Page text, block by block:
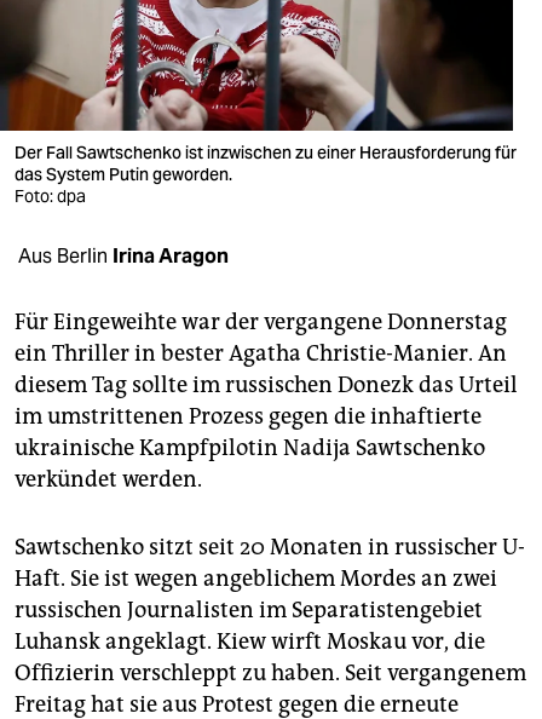
wahrheit
verlag
verlag
veranstaltungen
unterstützen
abo
genossenschaft
epaper login
Der Fall Sawtschenko ist inzwischen zu einer Herausforderung für
das System Putin geworden.
Foto: dpa
Aus Berlin Irina Aragon
Für Eingeweihte war der vergangene Donnerstag
ein Thriller in bester Agatha Christie-Manier. An
diesem Tag sollte im russischen Donezk das Urteil
im umstrittenen Prozess gegen die inhaftierte
ukrainische Kampfpilotin Nadija Sawtschenko
verkündet werden.
Sawtschenko sitzt seit 20 Monaten in russischer U-
Haft. Sie ist wegen angeblichem Mordes an zwei
russischen Journalisten im Separatistengebiet
Luhansk angeklagt. Kiew wirft Moskau vor, die
Offizierin verschleppt zu haben. Seit vergangenem
Freitag hat sie aus Protest gegen die erneute